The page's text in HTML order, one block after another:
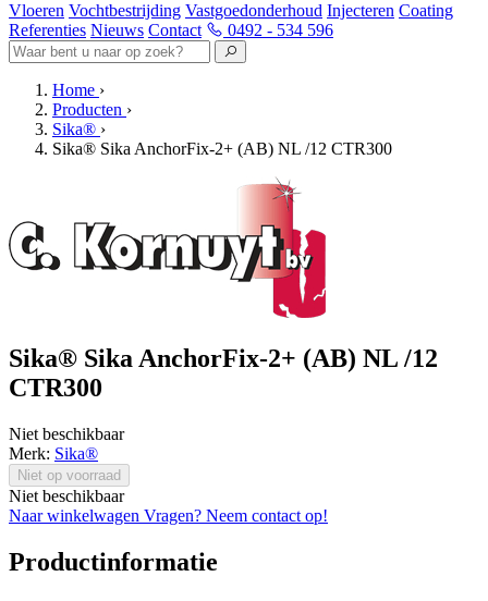
Vloeren Vochtbestrijding Vastgoedonderhoud Injecteren Coating
Referenties Nieuws Contact 0492 - 534 596
Home ›
Producten ›
Sika® ›
Sika® Sika AnchorFix-2+ (AB) NL /12 CTR300
Sika® Sika AnchorFix-2+ (AB) NL /12
CTR300
Niet beschikbaar
Merk: Sika®
Niet op voorraad
Niet beschikbaar
Naar winkelwagen Vragen? Neem contact op!
Productinformatie